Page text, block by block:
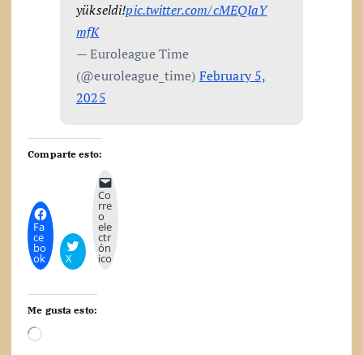
yükseldi!pic.twitter.com/cMEQIaY
mfK
— Euroleague Time
(@euroleague_time) February 5,
2025
Comparte esto:
Fa
ce
bo
ok X
Co
rre
o
ele
ctr
ón
ico
Me gusta esto:
C